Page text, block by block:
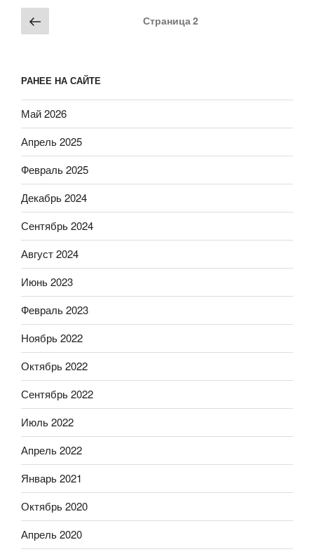
Пагинация
записей
Предыдущая
страница
Страница2
РАНЕЕ НА САЙТЕ
Май 2026
Апрель 2025
Февраль 2025
Декабрь 2024
Сентябрь 2024
Август 2024
Июнь 2023
Февраль 2023
Ноябрь 2022
Октябрь 2022
Сентябрь 2022
Июль 2022
Апрель 2022
Январь 2021
Октябрь 2020
Апрель 2020